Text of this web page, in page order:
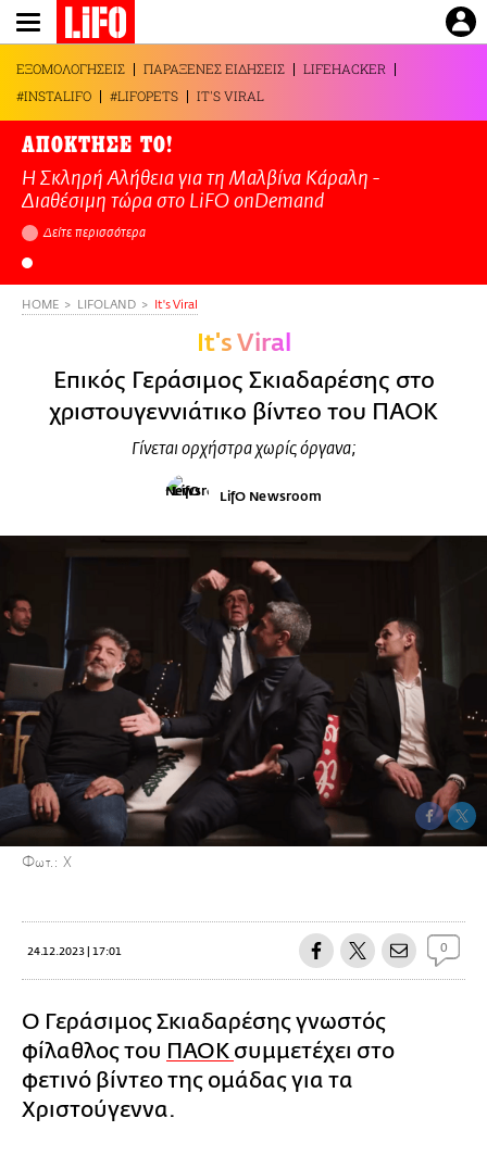
Παράκαμψη
προς
το
κυρίως
περιεχόμενο
ΕΞΟΜΟΛΟΓΗΣΕΙΣ ΠΑΡΑΞΕΝΕΣ ΕΙΔΗΣΕΙΣ
LIFEHACKER
#INSTALIFO
#LIFOPETS IT'S VIRAL
ΑΠΟΚΤΗΣΕ ΤΟ!
Η Σκληρή Αλήθεια για τη Μαλβίνα Κάραλη -
Διαθέσιμη τώρα στo LiFO onDemand
Δείτε περισσότερα
HOME LIFOLAND It's Viral
It's Viral
Επικός Γεράσιμος Σκιαδαρέσης στο
χριστουγεννιάτικο βίντεο του ΠΑΟΚ
Γίνεται ορχήστρα χωρίς όργανα;
LifO Newsroom
Φωτ.: X
24.12.2023 | 17:01 0
Ο Γεράσιμος Σκιαδαρέσης γνωστός
φίλαθλος του ΠΑΟΚ συμμετέχει στο
φετινό βίντεο της ομάδας για τα
Χριστούγεννα.